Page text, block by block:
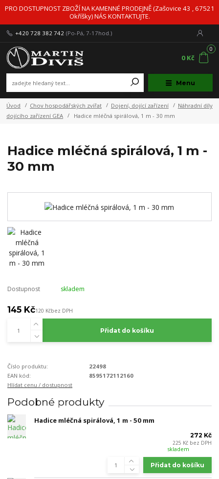
PRO DOSTUPNOST ZBOŽÍ NA KAMENNÉ PRODEJNĚ (Zašovice 43 , 67521
Okříšky) NÁS KONTAKTUJTE.
Menu
+420 728 382 742 (Po-Pá, 7-17hod.)
0
0 Kč
Úvod Chov hospodářských zvířat Dojení, dojící zařízení
Náhradní díly
dojícího zařízení GEA
Hadice mléčná spirálová, 1 m - 30 mm
Hadice mléčná spirálová, 1 m -
30 mm
Dostupnost skladem
145 Kč120 Kčbez DPH
Přidat do košíku
Číslo produktu:
22498
EAN kód:
8595172112160
Hlídat cenu / dostupnost
Podobné produkty
Hadice mléčná spirálová, 1 m - 50 mm
272 Kč
225 Kč bez DPH
skladem
Přidat do košíku